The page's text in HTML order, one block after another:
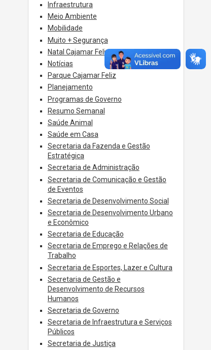
Infraestrutura
Meio Ambiente
Mobilidade
Muito + Segurança
Natal Cajamar Feliz
Notícias
Parque Cajamar Feliz
Planejamento
Programas de Governo
Resumo Semanal
Saúde Animal
Saúde em Casa
Secretaria da Fazenda e Gestão
Estratégica
Secretaria de Administração
Secretaria de Comunicação e Gestão
de Eventos
Secretaria de Desenvolvimento Social
Secretaria de Desenvolvimento Urbano
e Econômico
Secretaria de Educação
Secretaria de Emprego e Relações de
Trabalho
Secretaria de Esportes, Lazer e Cultura
Secretaria de Gestão e
Desenvolvimento de Recursos
Humanos
Secretaria de Governo
Secretaria de Infraestrutura e Serviços
Públicos
Secretaria de Justiça